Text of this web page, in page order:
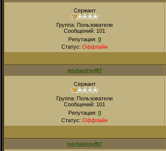
Сержант
Группа: Пользователи
Сообщений: 101
Репутация: 0
Статус: Оффлайн
michaelroyf87
Сержант
Группа: Пользователи
Сообщений: 101
Репутация: 0
Статус: Оффлайн
michaelroyf87